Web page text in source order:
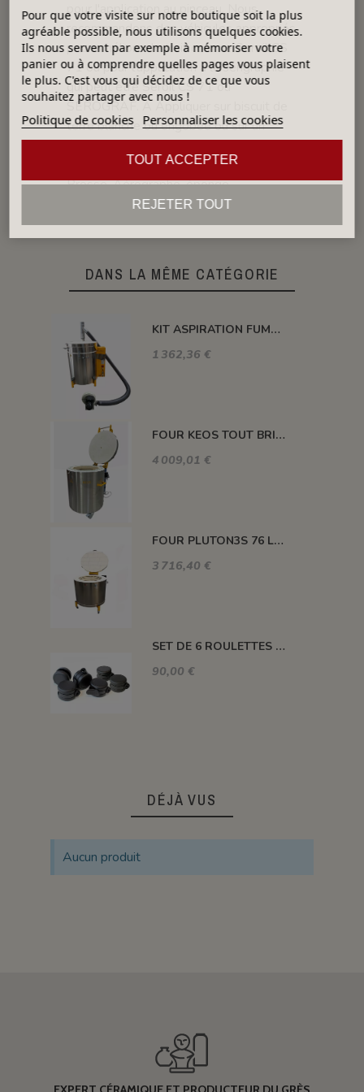
pour l'application au pinceau. Nous
recommandons des véhicules appropriés
pour améliorer le trait comme Seroil CS
71 ou pour l’application à la sérigraphie
qui peut être Seroil CS 71 ou
SEROGRAF. A Appliquer sur biscuit de
terre blanche ou engobée ou sur un
émail blanc cru.
MÉTHODE D'APPLICATION: Pinceau,
Brosse, Aérographe, éponge
DANS LA MÊME CATÉGORIE
KIT ASPIRATION FUMEE ET ODEUR POUR FOUR PLUTON
1 362,36 €
FOUR KEOS TOUT BRIQUES 91 L 1320°C
4 009,01 €
FOUR PLUTON3S 76 L 1300°C
3 716,40 €
SET DE 6 ROULETTES POUR LES FOURS DE M100 A M220
90,00 €
DÉJÀ VUS
Aucun produit
Pour que votre visite sur notre boutique soit la plus
agréable possible, nous utilisons quelques cookies.
Ils nous servent par exemple à mémoriser votre
panier ou à comprendre quelles pages vous plaisent
le plus. C'est vous qui décidez de ce que vous
souhaitez partager avec nous !
Politique de cookies Personnaliser les cookies
REJETER TOUT
TOUT ACCEPTER